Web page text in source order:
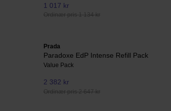
1 017 kr
Ordinær pris 1 134 kr
Prada
Paradoxe EdP Intense Refill Pack
Value Pack
2 382 kr
Ordinær pris 2 647 kr